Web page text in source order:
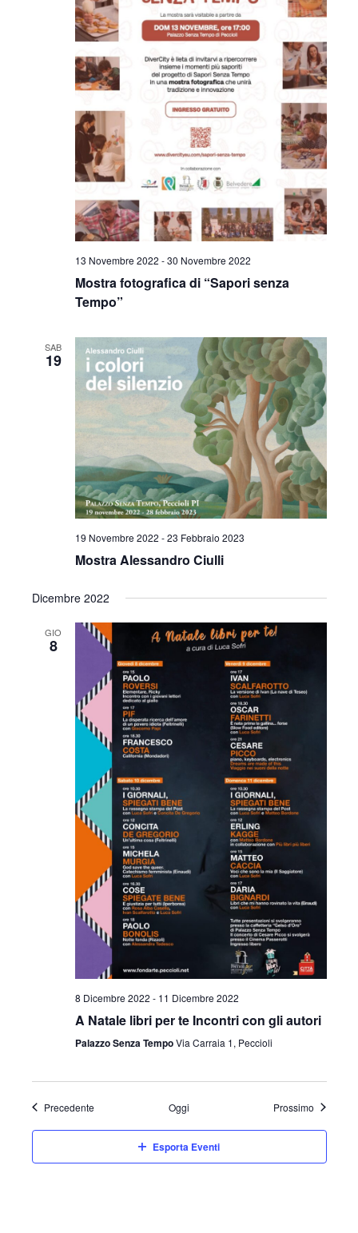
13 Novembre 2022 -30 Novembre 2022
Mostra fotografica di “Sapori senza
Tempo”
SAB
19
19 Novembre 2022 -23 Febbraio 2023
Mostra Alessandro Ciulli
Dicembre 2022
GIO
8
8 Dicembre 2022 - 11 Dicembre 2022
A Natale libri per te Incontri con gli autori
Palazzo Senza TempoVia Carraia 1, Peccioli
PrecedenteEventi Oggi Prossimo Eventi
Esporta Eventi